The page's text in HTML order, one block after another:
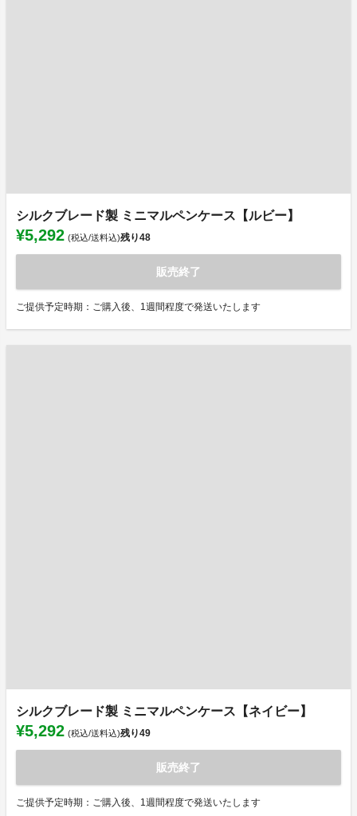
シルクブレード製 ミニマルペンケース【ルビー】
¥5,292 (税込/送料込)残り48
販売終了
ご提供予定時期：ご購入後、1週間程度で発送いたします
シルクブレード製 ミニマルペンケース【ネイビー】
¥5,292 (税込/送料込)残り49
販売終了
ご提供予定時期：ご購入後、1週間程度で発送いたします